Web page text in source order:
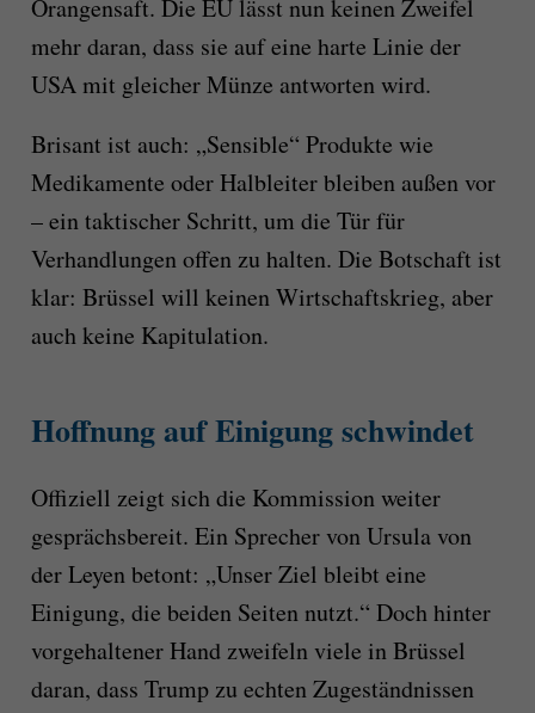
Orangensaft. Die EU lässt nun keinen Zweifel
mehr daran, dass sie auf eine harte Linie der
USA mit gleicher Münze antworten wird.
Brisant ist auch: „Sensible“ Produkte wie
Medikamente oder Halbleiter bleiben außen vor
– ein taktischer Schritt, um die Tür für
Verhandlungen offen zu halten. Die Botschaft ist
klar: Brüssel will keinen Wirtschaftskrieg, aber
auch keine Kapitulation.
Hoffnung auf Einigung schwindet
Offiziell zeigt sich die Kommission weiter
gesprächsbereit. Ein Sprecher von Ursula von
der Leyen betont: „Unser Ziel bleibt eine
Einigung, die beiden Seiten nutzt.“ Doch hinter
vorgehaltener Hand zweifeln viele in Brüssel
daran, dass Trump zu echten Zugeständnissen